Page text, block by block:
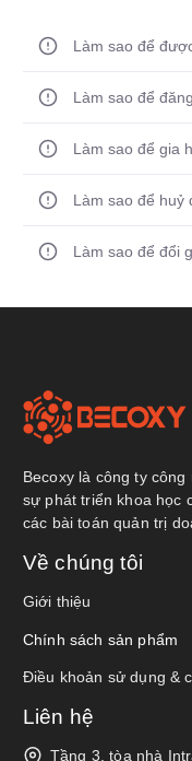
Làm sao để
Làm sao để
Làm sao để gia
Làm sao để huỷ
Làm sao để đổi
Becoxy là công ty
sự phát triển khoa học
các bài toán quản trị
Về chúng tôi
Giới thiệu
Chính sách sản phẩm
Điều khoản sử dụng &
Liên hệ
Tầng 3, tòa nhà